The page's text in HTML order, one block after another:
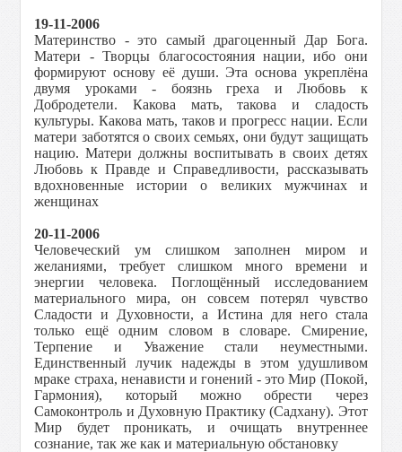
19-11-2006
Материнство - это самый драгоценный Дар Бога.
Матери - Творцы благосостояния нации, ибо они
формируют основу её души. Эта основа укреплёна
двумя уроками - боязнь греха и Любовь к
Добродетели. Какова мать, такова и сладость
культуры. Какова мать, таков и прогресс нации. Если
матери заботятся о своих семьях, они будут защищать
нацию. Матери должны воспитывать в своих детях
Любовь к Правде и Справедливости, рассказывать
вдохновенные истории о великих мужчинах и
женщинах
20-11-2006
Человеческий ум слишком заполнен миром и
желаниями, требует слишком много времени и
энергии человека. Поглощённый исследованием
материального мира, он совсем потерял чувство
Сладости и Духовности, а Истина для него стала
только ещё одним словом в словаре. Смирение,
Терпение и Уважение стали неуместными.
Единственный лучик надежды в этом удушливом
мраке страха, ненависти и гонений - это Мир (Покой,
Гармония), который можно обрести через
Самоконтроль и Духовную Практику (Садхану). Этот
Мир будет проникать, и очищать внутреннее
сознание, так же как и материальную обстановку